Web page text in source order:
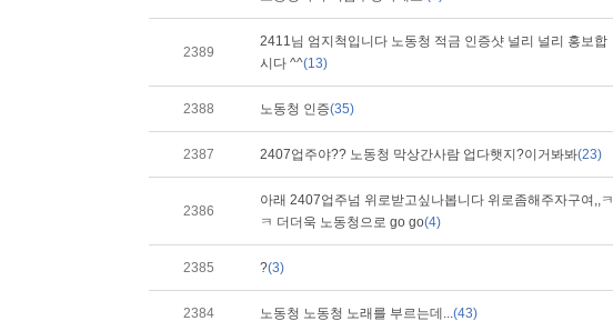
2389
2411님 엄지척입니다 노동청 적금 인증샷 널리 널리 홍보합
시다 ^^(13)
2388 노동청 인증(35)
2387 2407업주야?? 노동청 막상간사람 업다햇지?이거봐봐(23)
2386
아래 2407업주넘 위로받고싶나봅니다 위로좀해주자구여,,ㅋ
ㅋ 더더욱 노동청으로 go go(4)
2385 ?(3)
2384 노동청 노동청 노래를 부르는데...(43)